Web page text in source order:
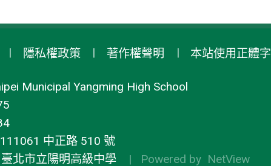
隱私權政策 著作權聲明 本站使用正體字
Municipal Yangming High School
中正路 510 號
臺北市立陽明高級中學 | Powered by NetView